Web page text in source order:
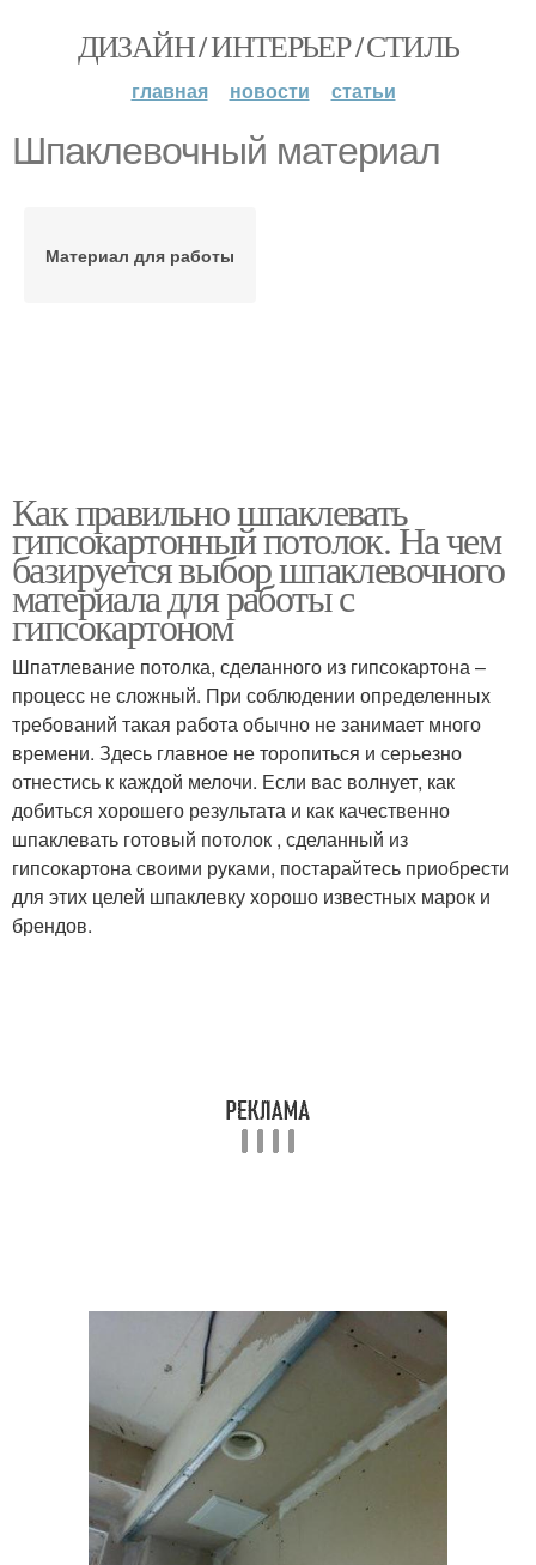
ДИЗАЙН / ИНТЕРЬЕР / СТИЛЬ
главная новости статьи
Шпаклевочный материал
Материал для работы
Как правильно шпаклевать
гипсокартонный потолок. На чем
базируется выбор шпаклевочного
материала для работы с
гипсокартоном
Шпатлевание потолка, сделанного из гипсокартона –
процесс не сложный. При соблюдении определенных
требований такая работа обычно не занимает много
времени. Здесь главное не торопиться и серьезно
отнестись к каждой мелочи. Если вас волнует, как
добиться хорошего результата и как качественно
шпаклевать готовый потолок , сделанный из
гипсокартона своими руками, постарайтесь приобрести
для этих целей шпаклевку хорошо известных марок и
брендов.